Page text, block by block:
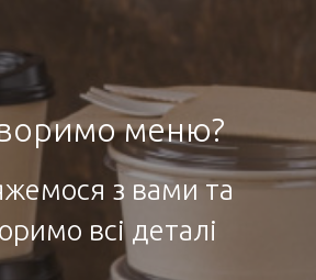
меню?
з вами та
всі деталі